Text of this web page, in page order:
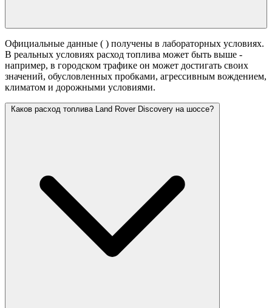
Официальные данные ( ) получены в лабораторных условиях.
В реальных условиях расход топлива может быть выше -
например, в городском трафике он может достигать своих
значений, обусловленных пробками, агрессивным вождением,
климатом и дорожными условиями.
Каков расход топлива Land Rover Discovery на шоссе?